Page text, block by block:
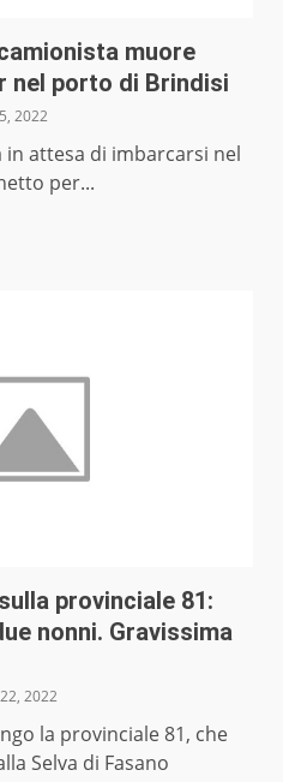
muore
nel porto di Brindisi
2022
in attesa di imbarcarsi nel
per...
provinciale 81:
nonni. Gravissima
2022
la provinciale 81, che
Selva di Fasano